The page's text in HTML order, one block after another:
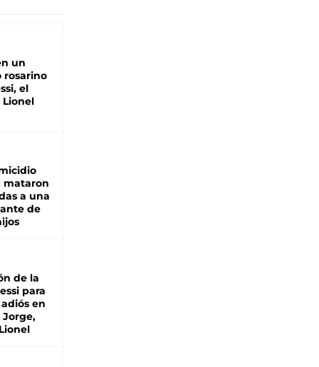
un
rosarino
el
Lionel
mataron
a una
de
de la
para
en
Jorge,